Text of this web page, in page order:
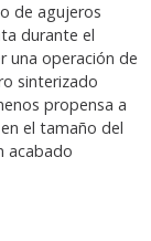
de agujeros
durante el
una operación de
sinterizado
propensa a
el tamaño del
acabado